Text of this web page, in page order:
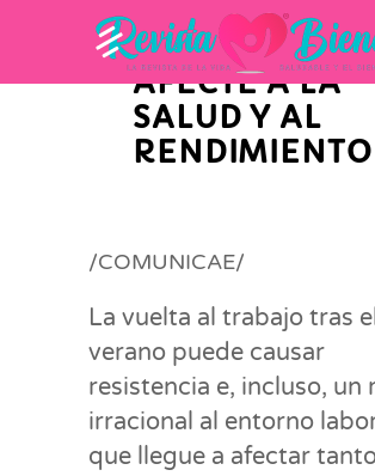
PARA QUE LA
ERGOFOBIA
AFECTE A LA
SALUD Y AL
RENDIMIENTO
/COMUNICAE/
La vuelta al trabajo tras
verano puede causar
resistencia e, incluso, un
irracional al entorno
que llegue a afectar